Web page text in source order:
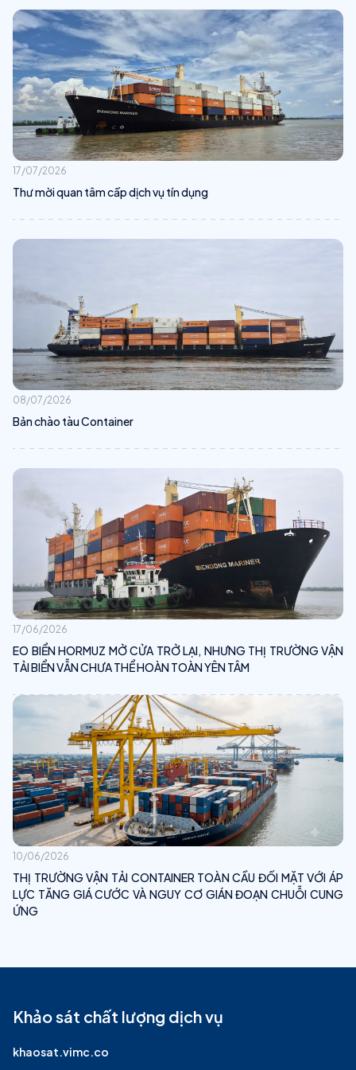
17/07/2026
Thư mời quan tâm cấp dịch vụ tín dụng
08/07/2026
Bản chào tàu Container
17/06/2026
EO BIỂN HORMUZ MỞ CỬA TRỞ LẠI, NHƯNG THỊ TRƯỜNG VẬN
TẢI BIỂN VẪN CHƯA THỂ HOÀN TOÀN YÊN TÂM
10/06/2026
THỊ TRƯỜNG VẬN TẢI CONTAINER TOÀN CẦU ĐỐI MẶT VỚI ÁP
LỰC TĂNG GIÁ CƯỚC VÀ NGUY CƠ GIÁN ĐOẠN CHUỖI CUNG
ỨNG
Khảo sát chất lượng dịch vụ
khaosat.vimc.co